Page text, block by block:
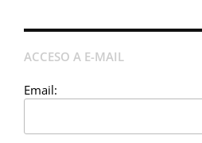
ACCESO A E-MAIL
Email: